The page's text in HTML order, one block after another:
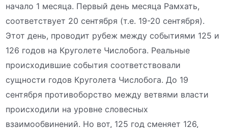
начало 1 месяца. Первый день месяца Рамхать,
соответствует 20 сентября (т.е. 19-20 сентября).
Этот день, проводит рубеж между событиями 125 и
126 годов на Круголете Числобога. Реальные
происходившие события соответствовали
сущности годов Круголета Числобога. До 19
сентября противоборство между ветвями власти
происходили на уровне словесных
взаимообвинений. Но вот, 125 год сменяет 126,